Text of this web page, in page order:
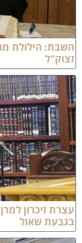
הילולת מרן
זיכרון למרן
שאול